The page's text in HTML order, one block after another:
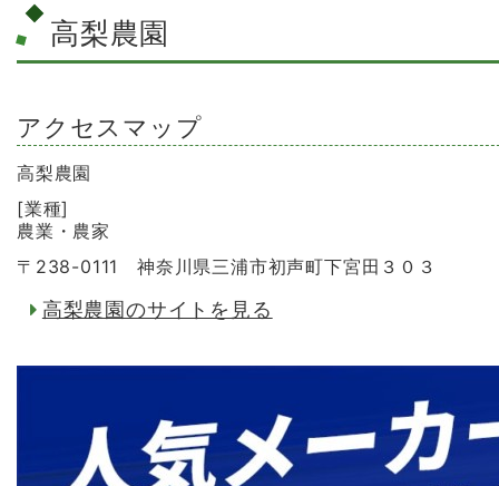
高梨農園
アクセスマップ
高梨農園
[業種]
農業・農家
〒238-0111 神奈川県三浦市初声町下宮田３０３
高梨農園のサイトを見る